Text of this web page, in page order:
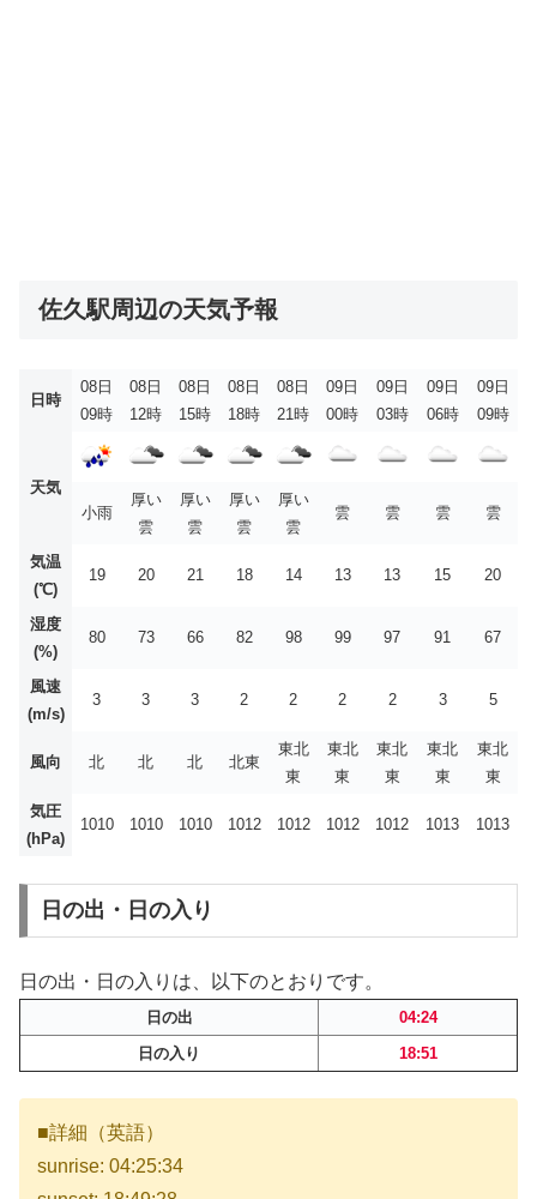
佐久駅周辺の天気予報
日時
08日
09時
08日
12時
08日
15時
08日
18時
08日
21時
09日
00時
09日
03時
09日
06時
09日
09時
天気
小雨
厚い
雲
厚い
雲
厚い
雲
厚い
雲
雲 雲 雲 雲
気温
(℃)
19 20 21 18 14 13 13 15 20
湿度
(%)
80 73 66 82 98 99 97 91 67
風速
(m/s)
3 3 3 2 2 2 2 3 5
風向 北 北 北 北東
東北
東
東北
東
東北
東
東北
東
東北
東
気圧
(hPa)
1010 1010 1010 1012 1012 1012 1012 1013 1013
日の出・日の入り
日の出・日の入りは、以下のとおりです。
日の出
04:24
日の入り
18:51
■詳細（英語）
sunrise: 04:25:34